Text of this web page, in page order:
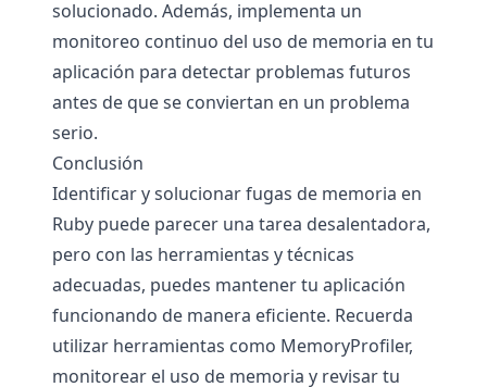
solucionado. Además, implementa un
monitoreo continuo del uso de memoria en tu
aplicación para detectar problemas futuros
antes de que se conviertan en un problema
serio.
Conclusión
Identificar y solucionar fugas de memoria en
Ruby puede parecer una tarea desalentadora,
pero con las herramientas y técnicas
adecuadas, puedes mantener tu aplicación
funcionando de manera eficiente. Recuerda
utilizar herramientas como MemoryProfiler,
monitorear el uso de memoria y revisar tu